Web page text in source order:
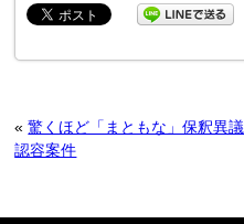
«驚くほど「まともな」保釈異議
認容案件